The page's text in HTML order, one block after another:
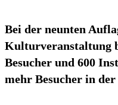
Bei der neunten
Kulturveranstaltung
Besucher und 600
mehr Besucher in